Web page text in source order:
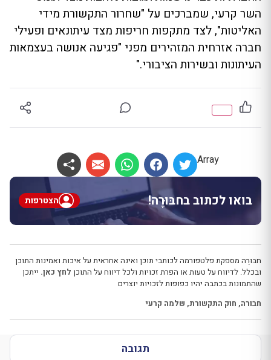
השר קרעי, שמברכים על "שחרור התקשורת מידי
האליטות", לצד מתקפות חריפות מצד עיתונאים ופעילי
חברה אזרחית המזהירים מפני "פגיעה אנושה בעצמאות
העיתונות ובשירות הציבורי."
Array
בואו לכתוב בחבּוּרֶה! הצטרפות
חבּוּרֶה מספקת פלטפורמה לכותבי תוכן ואינה אחראית על איכות ואמינות התוכן
ובכלל. לדיווח על טעות או הפרת זכויות ולכל דיווח על התוכן לחץ כאן. ייתכן
שהתמונות בכתבה יהיו כפופות לזכויות יוצרים
חבורה, חוק התקשורת, שלמה קרעי
תגובה